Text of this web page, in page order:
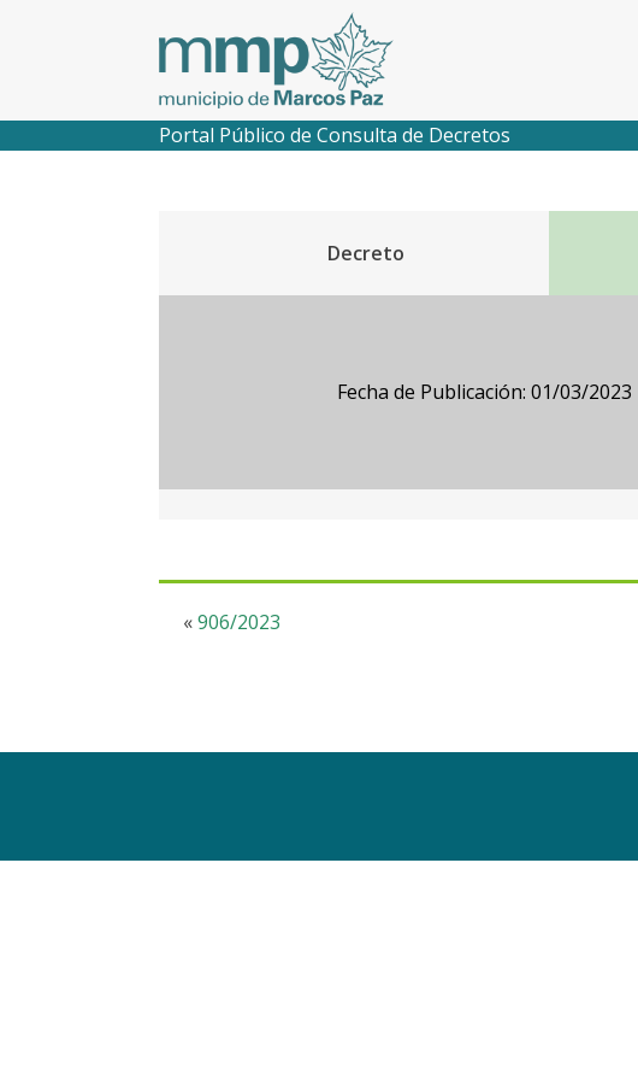
Portal Público de Consulta de Decretos
Decreto
Fecha de Publicación: 01/03/2023
«906/2023